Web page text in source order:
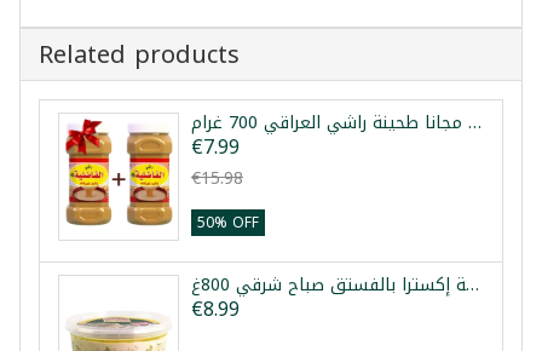
Related products
عرض 1+1 مجانا طحينة راشي العراقي 700 غرام
€7.99
€15.98
50% OFF
حلاوة طحينية إكسترا بالفستق صباح شرقي 800غ
€8.99